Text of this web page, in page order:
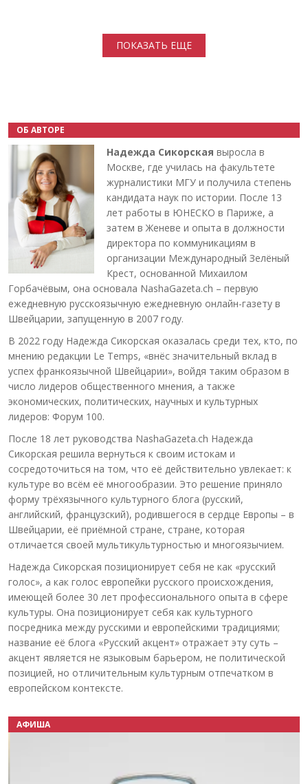
ПОКАЗАТЬ ЕЩЕ
ОБ АВТОРЕ
Надежда Сикорская выросла в
Москве, где училась на факультете
журналистики МГУ и получила степень
кандидата наук по истории. После 13
лет работы в ЮНЕСКО в Париже, а
затем в Женеве и опыта в должности
директора по коммуникациям в
организации Международный Зелёный
Крест, основанной Михаилом
Горбачёвым, она основала NashaGazeta.ch – первую
ежедневную русскоязычную ежедневную онлайн-газету в
Швейцарии, запущенную в 2007 году.
В 2022 году Надежда Сикорская оказалась среди тех, кто, по
мнению редакции Le Temps, «внёс значительный вклад в
успех франкоязычной Швейцарии», войдя таким образом в
число лидеров общественного мнения, а также
экономических, политических, научных и культурных
лидеров: Форум 100.
После 18 лет руководства NashaGazeta.ch Надежда
Сикорская решила вернуться к своим истокам и
сосредоточиться на том, что её действительно увлекает: к
культуре во всём её многообразии. Это решение приняло
форму трёхязычного культурного блога (русский,
английский, французский), родившегося в сердце Европы – в
Швейцарии, её приёмной стране, стране, которая
отличается своей мультикультурностью и многоязычием.
Надежда Сикорская позиционирует себя не как «русский
голос», а как голос европейки русского происхождения,
имеющей более 30 лет профессионального опыта в сфере
культуры. Она позиционирует себя как культурного
посредника между русскими и европейскими традициями;
название её блога «Русский акцент» отражает эту суть –
акцент является не языковым барьером, не политической
позицией, но отличительным культурным отпечатком в
европейском контексте.
АФИША